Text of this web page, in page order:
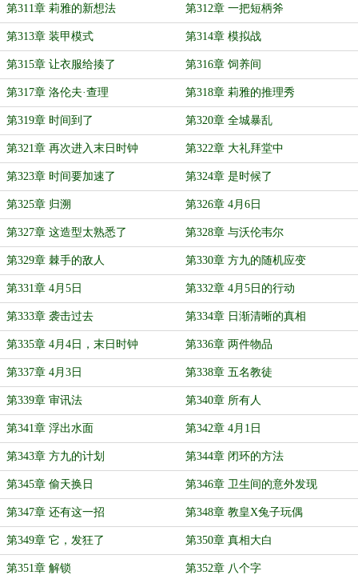
第311章 莉雅的新想法 第312章 一把短柄斧
第313章 装甲模式 第314章 模拟战
第315章 让衣服给揍了 第316章 饲养间
第317章 洛伦夫·查理 第318章 莉雅的推理秀
第319章 时间到了 第320章 全城暴乱
第321章 再次进入末日时钟 第322章 大礼拜堂中
第323章 时间要加速了 第324章 是时候了
第325章 归溯 第326章 4月6日
第327章 这造型太熟悉了 第328章 与沃伦韦尔
第329章 棘手的敌人 第330章 方九的随机应变
第331章 4月5日 第332章 4月5日的行动
第333章 袭击过去 第334章 日渐清晰的真相
第335章 4月4日，末日时钟 第336章 两件物品
第337章 4月3日 第338章 五名教徒
第339章 审讯法 第340章 所有人
第341章 浮出水面 第342章 4月1日
第343章 方九的计划 第344章 闭环的方法
第345章 偷天换日 第346章 卫生间的意外发现
第347章 还有这一招 第348章 教皇X兔子玩偶
第349章 它，发狂了 第350章 真相大白
第351章 解锁 第352章 八个字